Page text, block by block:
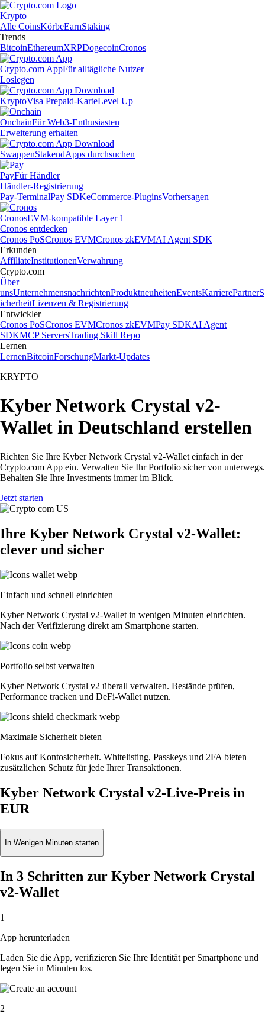
Krypto
Alle CoinsKörbeEarnStaking
Trends
BitcoinEthereumXRPDogecoinCronos
Crypto.com AppFür alltägliche Nutzer
Loslegen
KryptoVisa Prepaid-KarteLevel Up
OnchainFür Web3-Enthusiasten
Erweiterung erhalten
SwappenStakendApps durchsuchen
PayFür Händler
Händler-Registrierung
Pay-TerminalPay SDKeCommerce-PluginsVorhersagen
CronosEVM-kompatible Layer 1
Cronos entdecken
Cronos PoSCronos EVMCronos zkEVMAI Agent SDK
Erkunden
AffiliateInstitutionenVerwahrung
Crypto.com
Über
unsUnternehmensnachrichtenProduktneuheitenEventsKarrierePartnerS
icherheitLizenzen & Registrierung
Entwickler
Cronos PoSCronos EVMCronos zkEVMPay SDKAI Agent
SDKMCP ServersTrading Skill Repo
Lernen
LernenBitcoinForschungMarkt-Updates
KRYPTO
Kyber Network Crystal v2-
Wallet in Deutschland erstellen
Richten Sie Ihre Kyber Network Crystal v2-Wallet einfach in der
Crypto.com App ein. Verwalten Sie Ihr Portfolio sicher von unterwegs.
Behalten Sie Ihre Investments immer im Blick.
Jetzt starten
Ihre Kyber Network Crystal v2-Wallet:
clever und sicher
Einfach und schnell einrichten
Kyber Network Crystal v2-Wallet in wenigen Minuten einrichten.
Nach der Verifizierung direkt am Smartphone starten.
Portfolio selbst verwalten
Kyber Network Crystal v2 überall verwalten. Bestände prüfen,
Performance tracken und DeFi-Wallet nutzen.
Maximale Sicherheit bieten
Fokus auf Kontosicherheit. Whitelisting, Passkeys und 2FA bieten
zusätzlichen Schutz für jede Ihrer Transaktionen.
Kyber Network Crystal v2-Live-Preis in
EUR
In Wenigen Minuten starten
In 3 Schritten zur Kyber Network Crystal
v2-Wallet
1
App herunterladen
Laden Sie die App, verifizieren Sie Ihre Identität per Smartphone und
legen Sie in Minuten los.
2